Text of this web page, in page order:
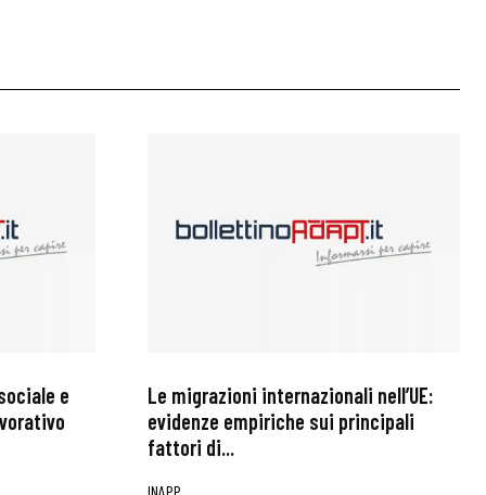
e
Le migrazioni internazionali nell’UE:
evidenze empiriche sui principali
fattori di...
INAPP